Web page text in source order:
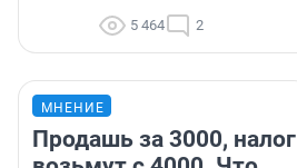
5 464 2
МНЕНИЕ
Продашь за 3000, налог